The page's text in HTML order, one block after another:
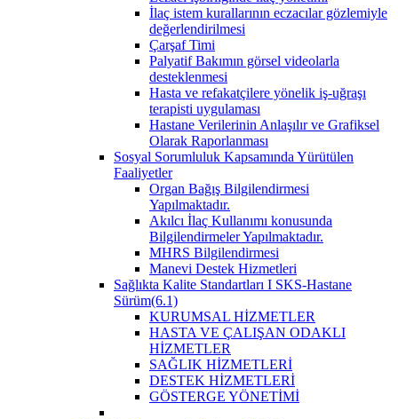
İlaç istem kurallarının eczacılar gözlemiyle
değerlendirilmesi
Çarşaf Timi
Palyatif Bakımın görsel videolarla
desteklenmesi
Hasta ve refakatçilere yönelik iş-uğraşı
terapisti uygulaması
Hastane Verilerinin Anlaşılır ve Grafiksel
Olarak Raporlanması
Sosyal Sorumluluk Kapsamında Yürütülen
Faaliyetler
Organ Bağış Bilgilendirmesi
Yapılmaktadır.
Akılcı İlaç Kullanımı konusunda
Bilgilendirmeler Yapılmaktadır.
MHRS Bilgilendirmesi
Manevi Destek Hizmetleri
Sağlıkta Kalite Standartları I SKS-Hastane
Sürüm(6.1)
KURUMSAL HİZMETLER
HASTA VE ÇALIŞAN ODAKLI
HİZMETLER
SAĞLIK HİZMETLERİ
DESTEK HİZMETLERİ
GÖSTERGE YÖNETİMİ